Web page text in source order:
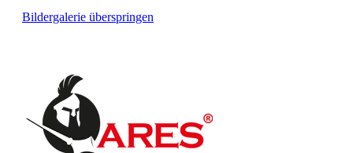
Bildergalerie überspringen